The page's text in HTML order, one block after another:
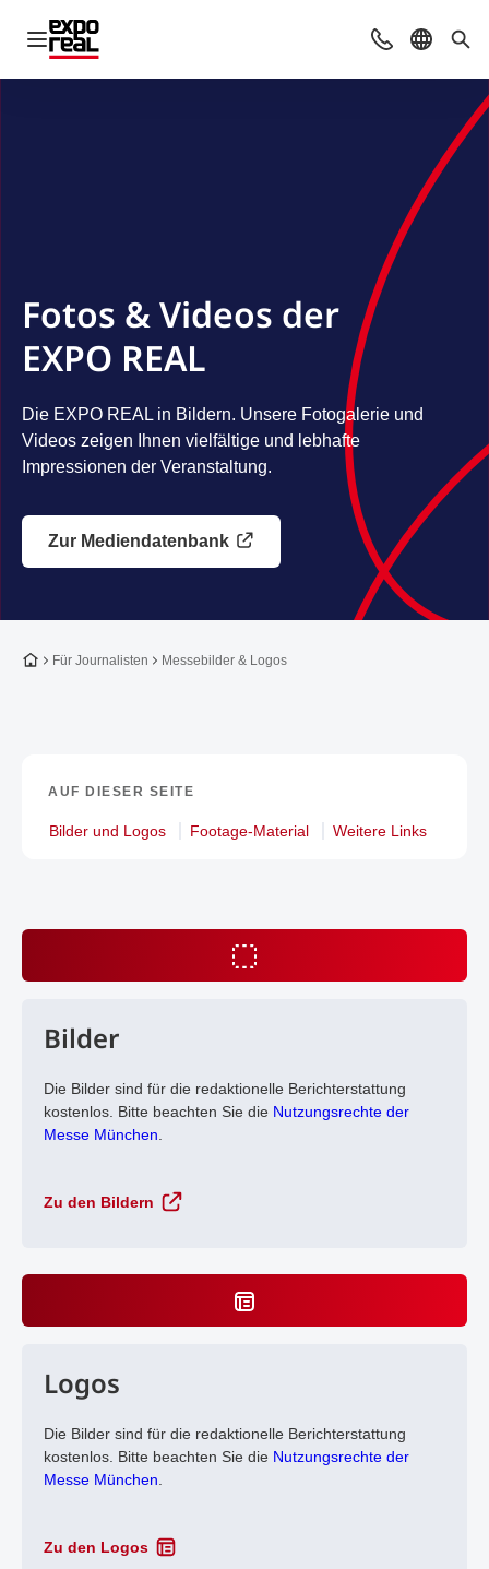
Navigation öffnen KontaktSprache
Fotos & Videos der
EXPO REAL
Die EXPO REAL in Bildern. Unsere Fotogalerie und
Videos zeigen Ihnen vielfältige und lebhafte
Impressionen der Veranstaltung.
Zur Mediendatenbank
Zur Startseite
Für Journalisten Messebilder & Logos
AUF DIESER SEITE
Bilder und Logos Footage-Material Weitere Links
Bilder
Die Bilder sind für die redaktionelle Berichterstattung
kostenlos. Bitte beachten Sie die Nutzungsrechte der
Messe München
Zu den Bildern
Logos
Die Bilder sind für die redaktionelle Berichterstattung
kostenlos. Bitte beachten Sie die Nutzungsrechte der
Messe München
Zu den Logos